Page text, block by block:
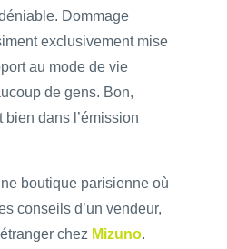
Dommage
exclusivement mise
au mode de vie
de gens. Bon,
bien dans l’émission
boutique parisienne où
conseils d’un vendeur,
chez Mizuno.